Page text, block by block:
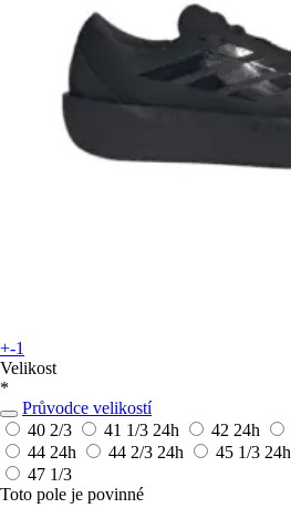
+-1
Velikost
*
Průvodce velikostí
40 2/3
41 1/3 24h 42 24h
44 24h 44 2/3 24h 45 1/3 24h
47 1/3
Toto pole je povinné